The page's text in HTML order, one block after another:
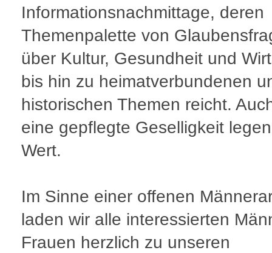
Informationsnachmittage, deren
Themenpalette von
über Kultur, Gesundheit und
bis hin zu heimatverbundenen
historischen Themen reicht.
eine gepflegte Geselligkeit
Wert.
Im Sinne einer offenen
laden wir alle interessierten
Frauen herzlich zu unseren